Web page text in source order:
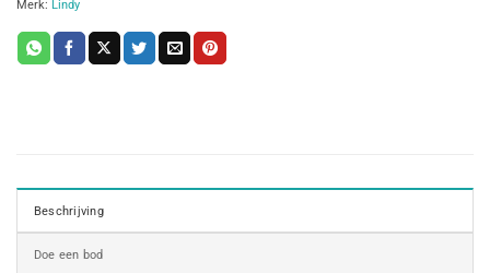
Merk: Lindy
Beschrijving
Doe een bod